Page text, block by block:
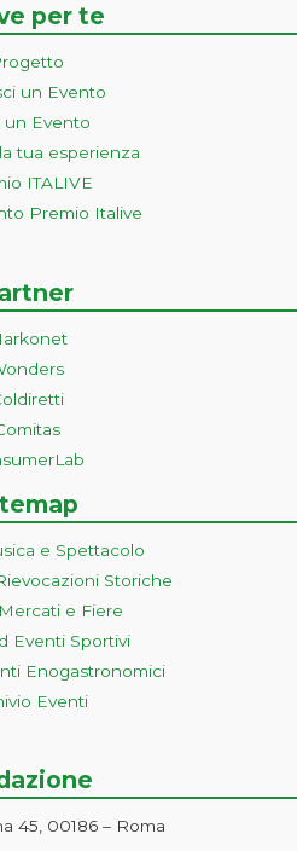
per te
un Evento
un Evento
tua esperienza
ITALIVE
Premio Italive
e Spettacolo
Storiche
e Fiere
Eventi Sportivi
Enogastronomici
Eventi
45, 00186 – Roma